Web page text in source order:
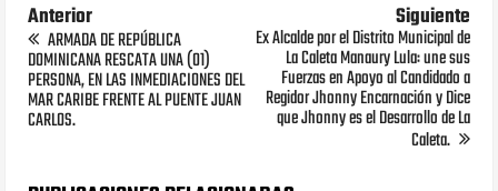
Anterior
ARMADA DE REPÚBLICA
DOMINICANA RESCATA UNA (01)
PERSONA, EN LAS INMEDIACIONES DEL
MAR CARIBE FRENTE AL PUENTE JUAN
CARLOS.
Siguiente
Ex Alcalde por el Distrito Municipal de
La Caleta Manaury Lula: une sus
Fuerzas en Apoyo al Candidado a
Regidor Jhonny Encarnación y Dice
que Jhonny es el Desarrollo de La
Caleta.